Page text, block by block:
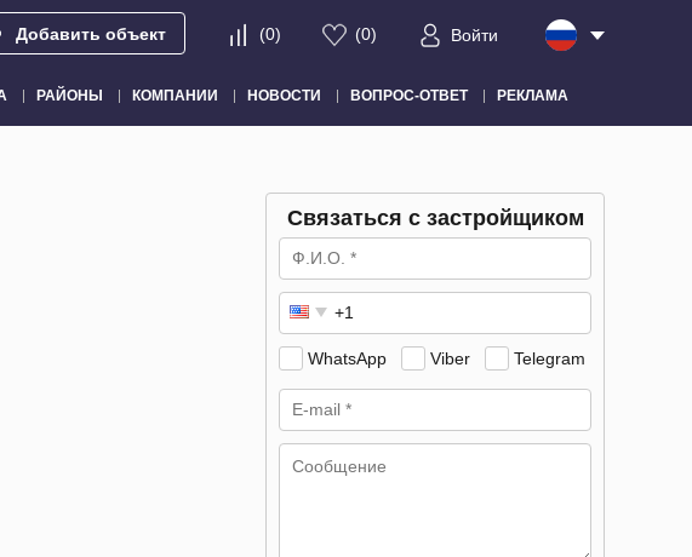
Добавить объект (0) (0) Войти
РАЙОНЫ КОМПАНИИ НОВОСТИ ВОПРОС-ОТВЕТ РЕКЛАМА
Связаться с застройщиком
WhatsApp Viber Telegram